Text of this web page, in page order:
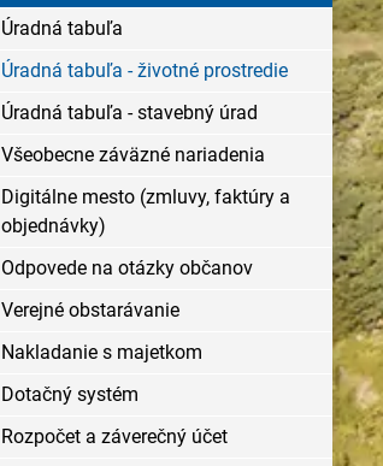
Úradná tabuľa
Úradná tabuľa - životné prostredie
Úradná tabuľa - stavebný úrad
Všeobecne záväzné nariadenia
Digitálne mesto (zmluvy, faktúry a
objednávky)
Odpovede na otázky občanov
Verejné obstarávanie
Nakladanie s majetkom
Dotačný systém
Rozpočet a záverečný účet